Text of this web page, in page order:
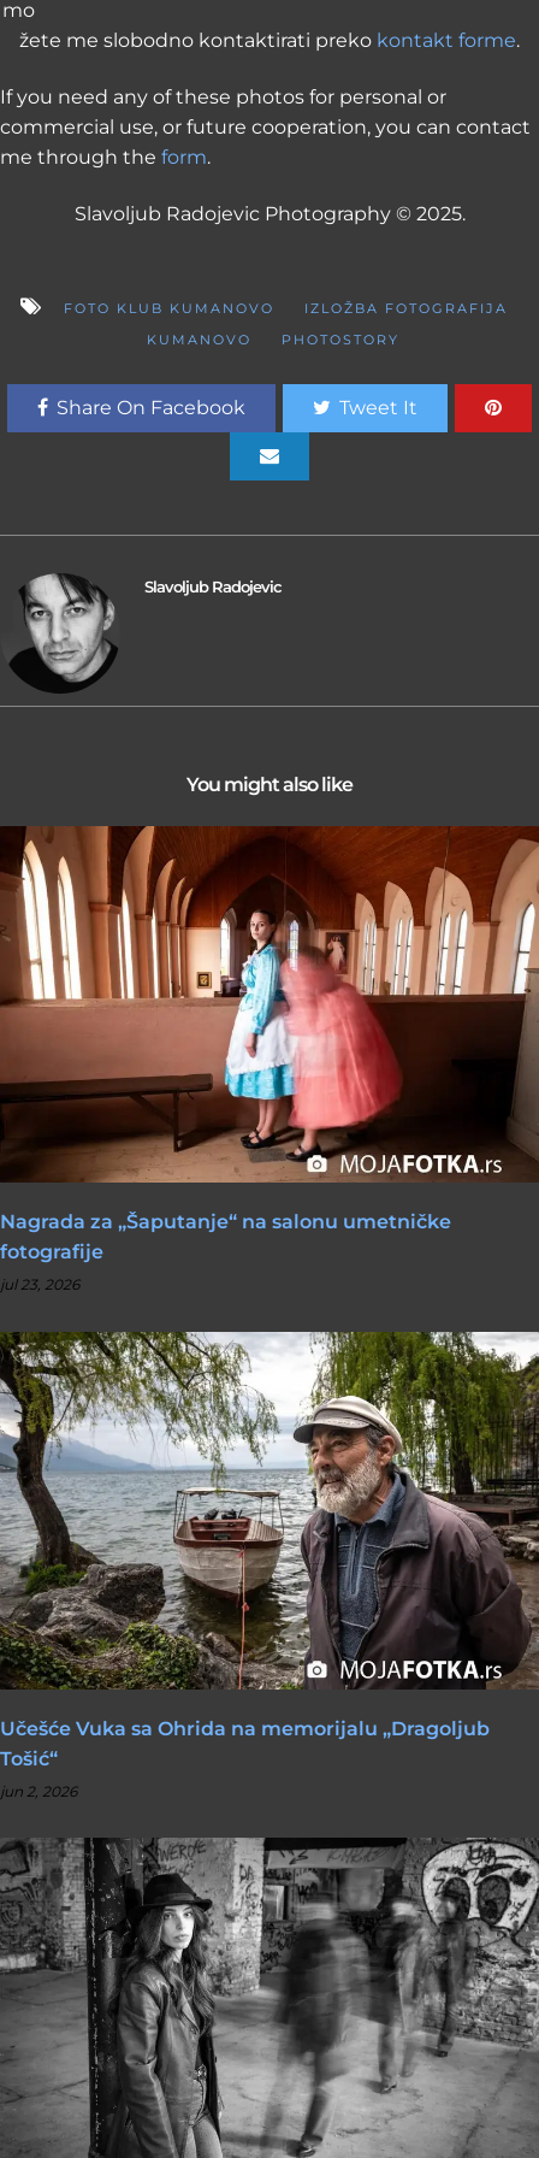
mo
žete me slobodno kontaktirati preko kontakt forme.
If you need any of these photos for personal or
commercial use, or future cooperation, you can contact
me through the form.
Slavoljub Radojevic Photography © 2025.
FOTO KLUB KUMANOVO
IZLOŽBA FOTOGRAFIJA
KUMANOVO
PHOTOSTORY
Share On Facebook Tweet It
Slavoljub Radojevic
You might also like
Nagrada za „Šaputanje“ na salonu umetničke
fotografije
jul 23, 2026
Učešće Vuka sa Ohrida na memorijalu „Dragoljub
Tošić“
jun 2, 2026